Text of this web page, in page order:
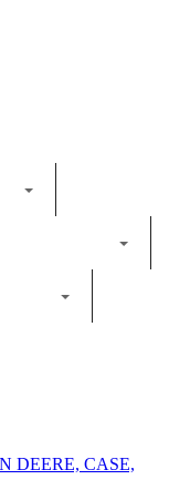
DEERE, CASE,